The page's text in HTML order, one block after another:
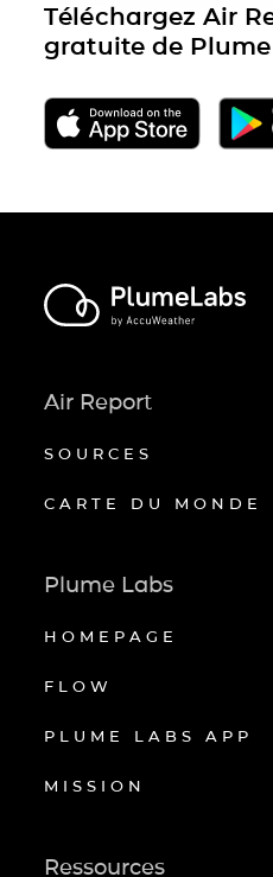
Téléchargez Air
gratuite de
Air Report
SOURCES
CARTE DU MONDE
Plume Labs
HOMEPAGE
FLOW
PLUME LABS APP
MISSION
Ressources